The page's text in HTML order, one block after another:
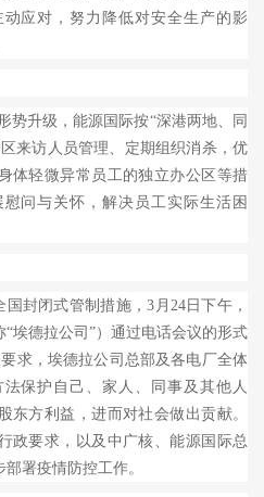
应对，努力降低对安全生产的影
势升级，能源国际按“深港两地、同
来访人员管理、定期组织消杀，优
体轻微异常员工的独立办公区等措
问与关怀，解决员工实际生活困
国封闭式管制措施，3 月 24日下午，
埃德拉公司”）通过电话会议的形式
求，埃德拉公司总部及各电厂全体
保护自己、家人、同事及其他人
东方利益，进而对社会做出贡献。
政要求，以及中广核、能源国际总
署疫情防控工作。